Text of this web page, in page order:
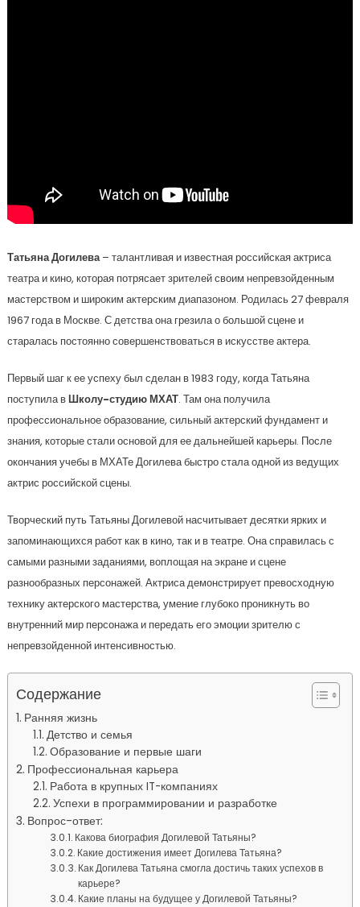
Татьяна Догилева– талантливая и известная российская актриса
театра и кино, которая потрясает зрителей своим непревзойденным
мастерством и широким актерским диапазоном. Родилась 27 февраля
1967 года в Москве. С детства она грезила о большой сцене и
старалась постоянно совершенствоваться в искусстве актера.
Первый шаг к ее успеху был сделан в 1983 году, когда Татьяна
поступила вШколу-студию МХАТ. Там она получила
профессиональное образование, сильный актерский фундамент и
знания, которые стали основой для ее дальнейшей карьеры. После
окончания учебы в МХАТе Догилева быстро стала одной из ведущих
актрис российской сцены.
Творческий путь Татьяны Догилевой насчитывает десятки ярких и
запоминающихся работ как в кино, так и в театре. Она справилась с
самыми разными заданиями, воплощая на экране и сцене
разнообразных персонажей. Актриса демонстрирует превосходную
технику актерского мастерства, умение глубоко проникнуть во
внутренний мир персонажа и передать его эмоции зрителю с
непревзойденной интенсивностью.
Содержание
Ранняя жизнь
Детство и семья
Образование и первые шаги
Профессиональная карьера
Работа в крупных IT-компаниях
Успехи в программировании и разработке
Вопрос-ответ:
Какова биография Догилевой Татьяны?
Какие достижения имеет Догилева Татьяна?
Как Догилева Татьяна смогла достичь таких успехов в
карьере?
Какие планы на будущее у Догилевой Татьяны?